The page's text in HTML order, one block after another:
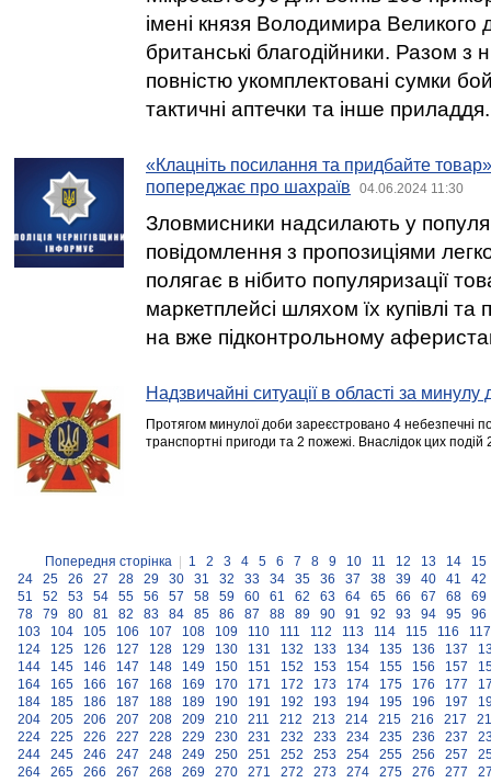
імені князя Володимира
британські благодійники. Разом
повністю укомплектовані сумки
тактичні аптечки та інше приладдя.
«Клацніть посилання та придбайте
попереджає про шахраїв
04.06.2024 11:30
Зловмисники надсилають у
повідомлення з пропозиціями
полягає в нібито популяризації
маркетплейсі шляхом їх купівлі
на вже підконтрольному
Надзвичайні ситуації в області за минулу
Протягом минулої доби зареєстровано 4 небезпечні
транспортні пригоди та 2 пожежі. Внаслідок цих
Попередня сторінка 1 2 3 4 5 6 7 8 9 10 11 12 13 14
15
24
25 26 27 28 29 30 31 32 33 34 35 36 37 38 39 40 41
42
51
52 53 54 55 56 57 58 59 60 61 62 63 64 65 66 67 68
69
78
79 80 81 82 83 84 85 86 87 88 89 90 91 92 93 94 95
96
103
104 105 106 107 108 109 110 111 112 113 114 115 116
117
124
125 126 127 128 129 130 131 132 133 134 135 136 137
144
145 146 147 148 149 150 151 152 153 154 155 156 157
164
165 166 167 168 169 170 171 172 173 174 175 176 177
184
185 186 187 188 189 190 191 192 193 194 195 196 197
204
205 206 207 208 209 210 211 212 213 214 215 216 217
224
225 226 227 228 229 230 231 232 233 234 235 236 237
244
245 246 247 248 249 250 251 252 253 254 255 256 257
264
265 266 267 268 269 270 271 272 273 274 275 276 277